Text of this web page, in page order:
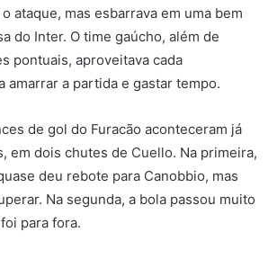
ataque, mas esbarrava em uma bem
do Inter. O time gaúcho, além de
pontuais, aproveitava cada
amarrar a partida e gastar tempo.
de gol do Furacão aconteceram já
em dois chutes de Cuello. Na primeira,
deu rebote para Canobbio, mas
Na segunda, a bola passou muito
para fora.